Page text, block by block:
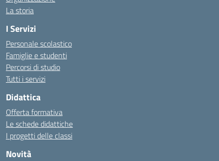
La storia
I Servizi
Personale scolastico
Famiglie e studenti
Percorsi di studio
Tutti i servizi
Didattica
Offerta formativa
Le schede didattiche
I progetti delle classi
Novità